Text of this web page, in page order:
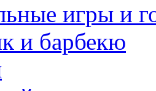
игры и
и барбекю